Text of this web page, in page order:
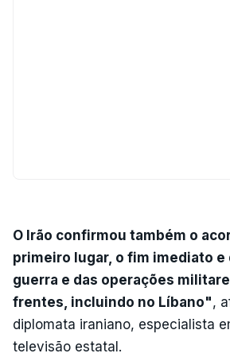
O Irão confirmou também o
primeiro lugar, o fim imediato
guerra e das operações
frentes, incluindo no Líbano",
diplomata iraniano, especialista
televisão estatal.